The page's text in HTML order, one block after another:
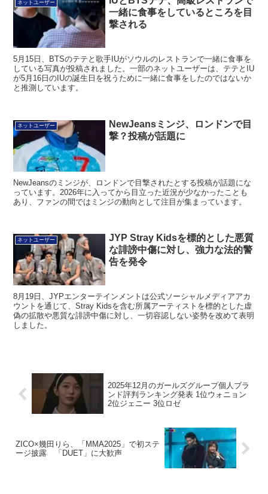
ネットユーザー
一緒に食事をしているところを目
撃される
5月15日、BTSのテテと歌手IUがソウルのレストランで一緒に食事を
している写真が投稿されました。一部のネットユーザーは、テテとIU
が5月16日のIUの誕生日を祝うために一緒に食事をしたのではないか
と推測しています。
ネットユーザー
NewJeansミンジ、ロンドンで目
撃？投稿が話題に
NewJeansのミンジが、ロンドンで目撃されたとする投稿が話題にな
っています。2026年に入ってから目立った近況が少なかったことも
あり、ファンの間ではミンジの動向として注目が集まっています。
ネットユーザー
JYP Stray Kidsを標的とした悪質
な誹謗中傷に対し、強力な法的警
告を発令
8月19日、JYPエンターテインメントは公式ソーシャルメディアアカ
ウントを通じて、Stray Kidsを含む所属アーティストを標的とした虚
偽の拡散や悪質な誹謗中傷に対し、一切容認しない姿勢を改めて表明
しました。
2025年12月のガールズグループ個人ブラ
ンド評判ランキング発表 1位ウォニョン
2位ジェニー 3位ロゼ
ZICO×幾田りら、「MMA2025」で初ステ
ージ披露 「DUET」に大歓声